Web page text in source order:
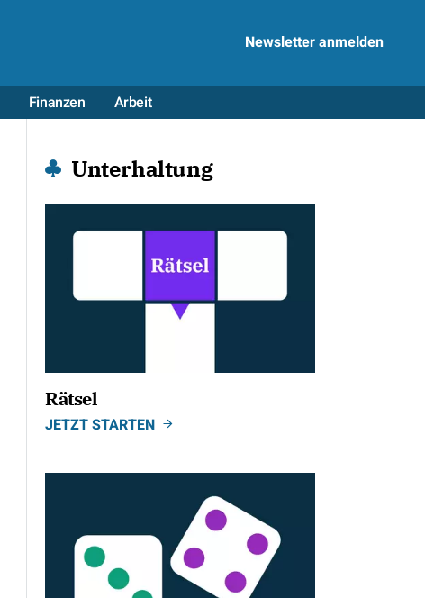
Newsletter anmelden
Finanzen Arbeit
Unterhaltung
Rätsel
JETZT STARTEN